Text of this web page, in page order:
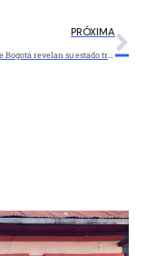
PRÓXIMA
62 museos de Bogotá revelan su estado tras meses de pandemia